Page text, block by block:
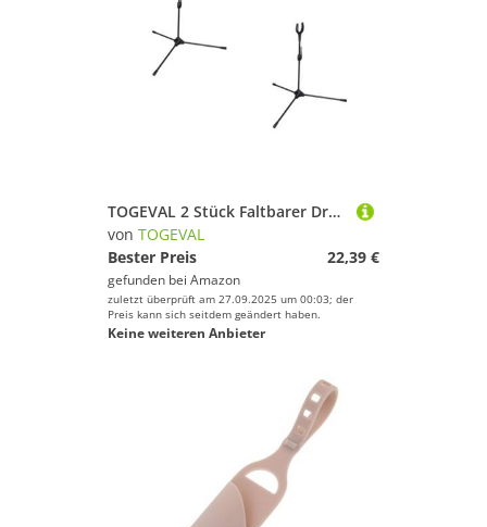
TOGEVAL 2 Stück Faltbarer Dreibein Bogenständer aus Fiberglas Stabiles Bogendisplay für Compound und Recurve Bögen Praktischer Bogenhalter zur Dekorativen Aufbewahrung und Präsentation
von TOGEVAL
Bester Preis
22,39 €
gefunden bei Amazon
zuletzt überprüft am 27.09.2025 um 00:03; der
Preis kann sich seitdem geändert haben.
Keine weiteren Anbieter